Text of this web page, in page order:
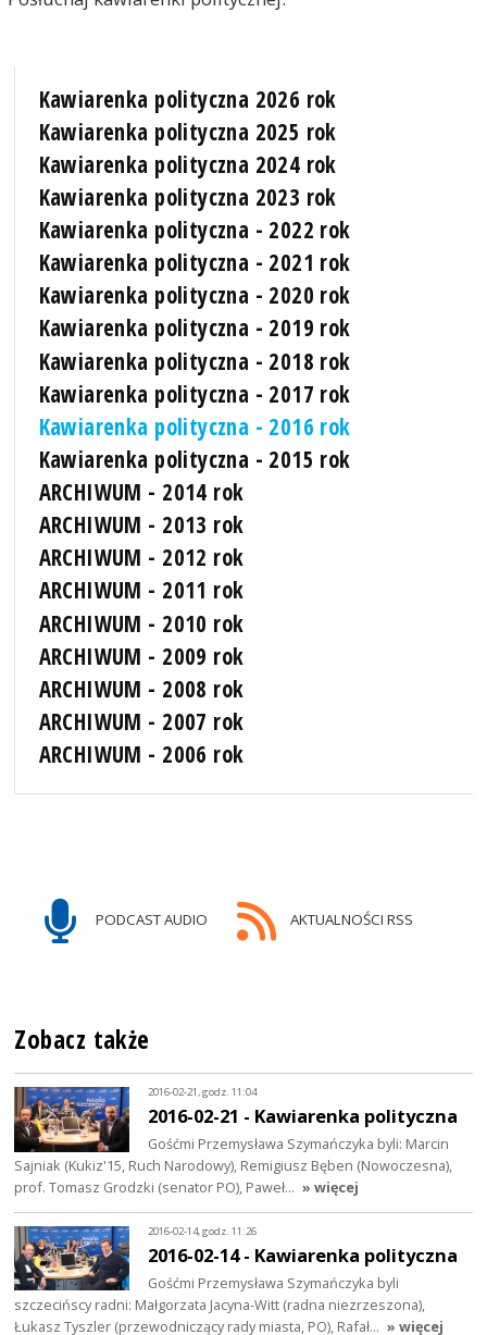
Kawiarenka polityczna 2026 rok
Kawiarenka polityczna 2025 rok
Kawiarenka polityczna 2024 rok
Kawiarenka polityczna 2023 rok
Kawiarenka polityczna - 2022 rok
Kawiarenka polityczna - 2021 rok
Kawiarenka polityczna - 2020 rok
Kawiarenka polityczna - 2019 rok
Kawiarenka polityczna - 2018 rok
Kawiarenka polityczna - 2017 rok
Kawiarenka polityczna - 2016 rok
Kawiarenka polityczna - 2015 rok
ARCHIWUM - 2014 rok
ARCHIWUM - 2013 rok
ARCHIWUM - 2012 rok
ARCHIWUM - 2011 rok
ARCHIWUM - 2010 rok
ARCHIWUM - 2009 rok
ARCHIWUM - 2008 rok
ARCHIWUM - 2007 rok
ARCHIWUM - 2006 rok
PODCAST AUDIO AKTUALNOŚCI RSS
Zobacz także
2016-02-21, godz. 11:04
2016-02-21 - Kawiarenka polityczna
Gośćmi Przemysława Szymańczyka byli: Marcin
Sajniak (Kukiz'15, Ruch Narodowy), Remigiusz Bęben (Nowoczesna),
prof. Tomasz Grodzki (senator PO), Paweł… » więcej
2016-02-14, godz. 11:26
2016-02-14 - Kawiarenka polityczna
Gośćmi Przemysława Szymańczyka byli
szczecińscy radni: Małgorzata Jacyna-Witt (radna niezrzeszona),
Łukasz Tyszler (przewodniczący rady miasta, PO), Rafał… » więcej